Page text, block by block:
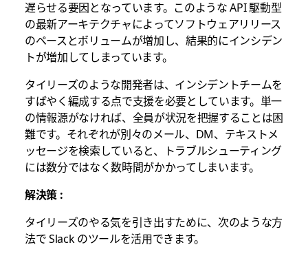
遅らせる要因となっています。このような API 駆動型
の最新アーキテクチャによってソフトウェアリリース
のペースとボリュームが増加し、結果的にインシデン
トが増加してしまっています。
タイリーズのような開発者は、インシデントチームを
すばやく編成する点で支援を必要としています。単一
の情報源がなければ、全員が状況を把握することは困
難です。それぞれが別々のメール、DM、テキストメ
ッセージを検索していると、トラブルシューティング
には数分ではなく数時間がかかってしまいます。
解決策 :
タイリーズのやる気を引き出すために、次のような方
法で Slack のツールを活用できます。